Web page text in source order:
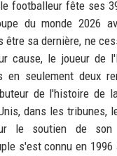
footballeur fête ses
du monde 2026
être sa dernière, ne
cause, le joueur de
en seulement deux
de l'histoire de
dans les tribunes,
le soutien de son
s'est connu en